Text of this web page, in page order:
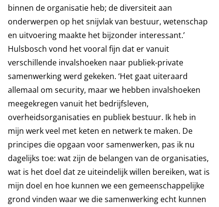
binnen de organisatie heb; de diversiteit aan
onderwerpen op het snijvlak van bestuur, wetenschap
en uitvoering maakte het bijzonder interessant.’
Hulsbosch vond het vooral fijn dat er vanuit
verschillende invalshoeken naar publiek-private
samenwerking werd gekeken. ‘Het gaat uiteraard
allemaal om security, maar we hebben invalshoeken
meegekregen vanuit het bedrijfsleven,
overheidsorganisaties en publiek bestuur. Ik heb in
mijn werk veel met keten en netwerk te maken. De
principes die opgaan voor samenwerken, pas ik nu
dagelijks toe: wat zijn de belangen van de organisaties,
wat is het doel dat ze uiteindelijk willen bereiken, wat is
mijn doel en hoe kunnen we een gemeenschappelijke
grond vinden waar we die samenwerking echt kunnen